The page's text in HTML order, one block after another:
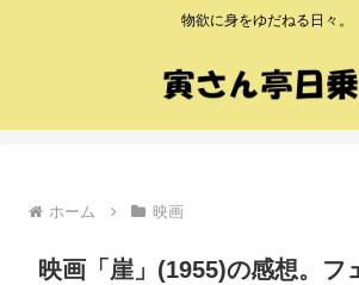
物欲に身をゆだねる日々。
ホーム 映画
映画「崖」(1955)の感想。フ